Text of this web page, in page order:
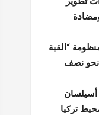
“القبة
نحو نصف
أسيلسان
تركيا